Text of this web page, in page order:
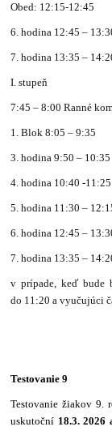
Obed: 12:15-12:45
6. hodina 12:45 –
7. hodina 13:35 –
I. stupeň
7:45 – 8:00 Ranné
1. Blok 8:05 – 9:35
3. hodina 9:50 – 10:35
4. hodina 10:40 -11:25
5. hodina 11:30 –
6. hodina 12:45 –
7. hodina 13:35 –
v prípade, keď bude
do 11:20 a vyučujúci
Testovanie 9
Testovanie žiakov 9.
uskutoční 18.3. 2026